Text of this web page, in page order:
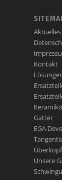
Aktuelles
Kontakt
Gatter
EGA
Unsere